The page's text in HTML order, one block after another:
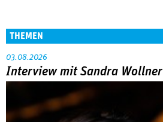
THEMEN
03.08.2026
Interview mit Sandra Wollner